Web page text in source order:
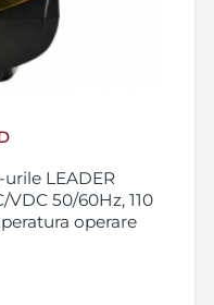
LEADER
VDC 50/60Hz, 110
operare